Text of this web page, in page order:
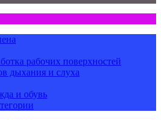
рабочих поверхностей
дыхания и слуха
и обувь